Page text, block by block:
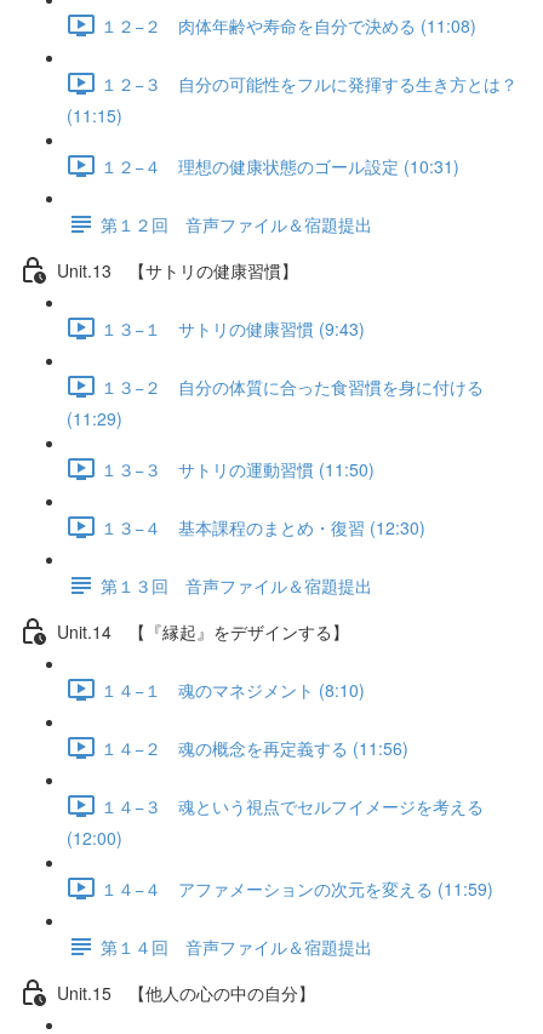
１２−２ 肉体年齢や寿命を自分で決める (11:08)
１２−３ 自分の可能性をフルに発揮する生き方とは？
(11:15)
１２−４ 理想の健康状態のゴール設定 (10:31)
第１２回 音声ファイル＆宿題提出
Unit.13 【サトリの健康習慣】
１３−１ サトリの健康習慣 (9:43)
１３−２ 自分の体質に合った食習慣を身に付ける
(11:29)
１３−３ サトリの運動習慣 (11:50)
１３−４ 基本課程のまとめ・復習 (12:30)
第１３回 音声ファイル＆宿題提出
Unit.14 【『縁起』をデザインする】
１４−１ 魂のマネジメント (8:10)
１４−２ 魂の概念を再定義する (11:56)
１４−３ 魂という視点でセルフイメージを考える
(12:00)
１４−４ アファメーションの次元を変える (11:59)
第１４回 音声ファイル＆宿題提出
Unit.15 【他人の心の中の自分】